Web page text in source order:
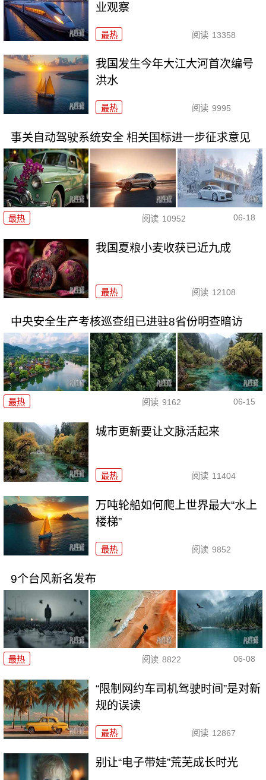
业观察
最热 阅读 13358
我国发生今年大江大河首次编号
洪水
最热 阅读 9995
事关自动驾驶系统安全 相关国标进一步征求意见
最热 阅读 10952 06-18
我国夏粮小麦收获已近九成
最热 阅读 12108
中央安全生产考核巡查组已进驻8省份明查暗访
最热 阅读 9162 06-15
城市更新要让文脉活起来
最热 阅读 11404
万吨轮船如何爬上世界最大“水上
楼梯”
最热 阅读 9852
9个台风新名发布
最热 阅读 8822 06-08
“限制网约车司机驾驶时间”是对新
规的误读
最热 阅读 12867
别让“电子带娃”荒芜成长时光